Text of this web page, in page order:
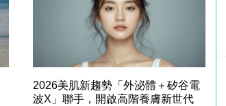
2026美肌新趨勢「外泌體＋矽谷電
波X」聯手，開啟高階養膚新世代